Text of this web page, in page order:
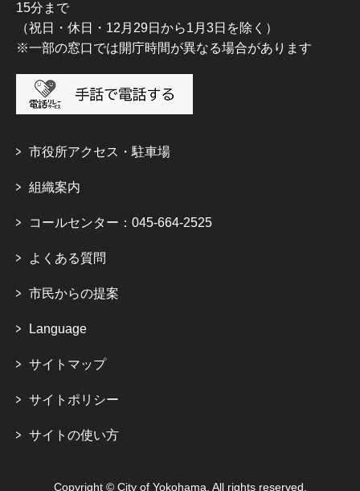
15分まで
（祝日・休日・12月29日から1月3日を除く）
※一部の窓口では開庁時間が異なる場合があります
市役所アクセス・駐車場
組織案内
コールセンター：045-664-2525
よくある質問
市民からの提案
Language
サイトマップ
サイトポリシー
サイトの使い方
Copyright © City of Yokohama. All rights reserved.